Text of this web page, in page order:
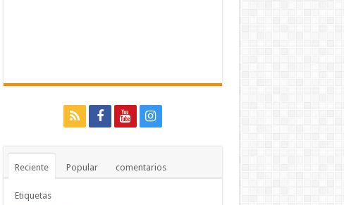
Reciente Popular comentarios
Etiquetas